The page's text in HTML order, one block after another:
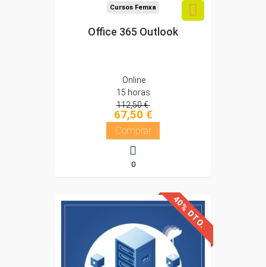
Cursos Femxa
Office 365 Outlook
Online
15 horas
112,50 €
67,50 €
Comprar
0
40% DTO.
Descuentos especiales